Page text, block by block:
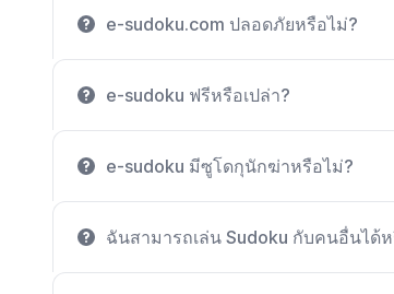
e-sudoku.com ปลอดภัยหรือไม่?
e-sudoku ฟรีหรือเปล่า?
e-sudoku มีซูโดกุนักฆ่าหรือไม่?
ฉันสามารถเล่น Sudoku กับคนอื่นได้